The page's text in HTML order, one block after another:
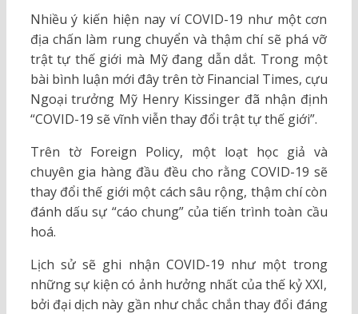
Nhiều ý kiến hiện nay ví COVID-19 như một cơn
địa chấn làm rung chuyển và thậm chí sẽ phá vỡ
trật tự thế giới mà Mỹ đang dẫn dắt. Trong một
bài bình luận mới đây trên tờ Financial Times, cựu
Ngoại trưởng Mỹ Henry Kissinger đã nhận định
“COVID-19 sẽ vĩnh viễn thay đổi trật tự thế giới”.
Trên tờ Foreign Policy, một loạt học giả và
chuyên gia hàng đầu đều cho rằng COVID-19 sẽ
thay đổi thế giới một cách sâu rộng, thậm chí còn
đánh dấu sự “cáo chung” của tiến trình toàn cầu
hoá.
Lịch sử sẽ ghi nhận COVID-19 như một trong
những sự kiện có ảnh hưởng nhất của thế kỷ XXI,
bởi đại dịch này gần như chắc chắn thay đổi đáng